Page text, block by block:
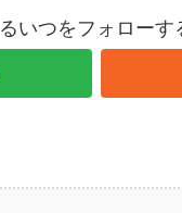
るいつをフォローす